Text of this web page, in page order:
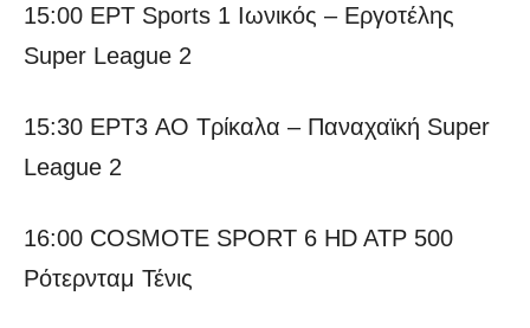
15:00 ΕΡΤ Sports 1 Ιωνικός – Εργοτέλης
Super League 2
15:30 ΕΡΤ3 AO Τρίκαλα – Παναχαϊκή Super
League 2
16:00 COSMOTE SPORT 6 HD ATP 500
Ρότερνταμ Τένις